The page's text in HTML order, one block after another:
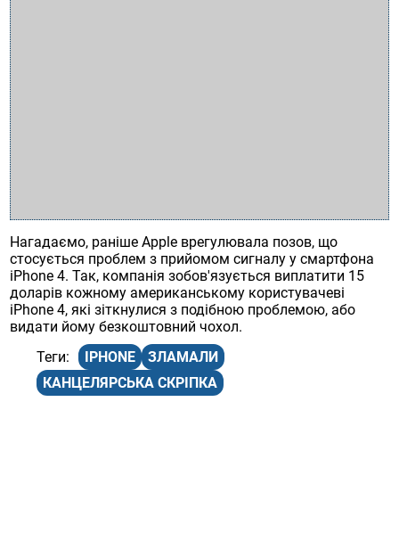
Нагадаємо, раніше Apple врегулювала позов, що
стосується проблем з прийомом сигналу у смартфона
iPhone 4. Так, компанія зобов'язується виплатити 15
доларів кожному американському користувачеві
iPhone 4, які зіткнулися з подібною проблемою, або
видати йому безкоштовний чохол.
IPHONE
ЗЛАМАЛИ
КАНЦЕЛЯРСЬКА СКРІПКА